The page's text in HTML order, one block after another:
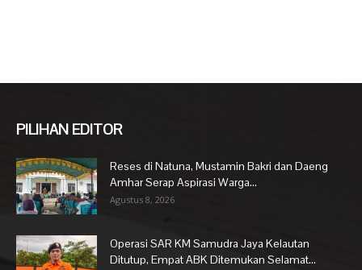
PILIHAN EDITOR
Reses di Natuna, Mustamin Bakri dan Daeng
Amhar Serap Aspirasi Warga...
Agustus 8, 2026
Operasi SAR KM Samudra Jaya Kelautan
Ditutup, Empat ABK Ditemukan Selamat...